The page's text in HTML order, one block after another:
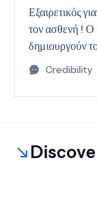
Εξαιρετικός
τον ασθενή ! Ο
δημιουργούν
Credibility